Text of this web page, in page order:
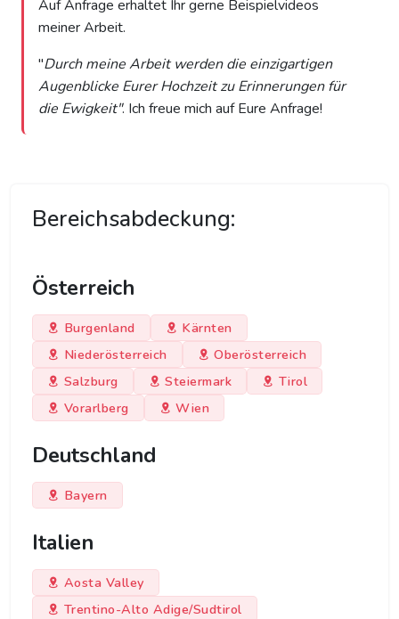
Auf Anfrage erhaltet Ihr gerne Beispielvideos
meiner Arbeit.
"Durch meine Arbeit werden die einzigartigen
Augenblicke Eurer Hochzeit zu Erinnerungen für
die Ewigkeit". Ich freue mich auf Eure Anfrage!
Bereichsabdeckung:
Österreich
Burgenland
Kärnten
Niederösterreich
Oberösterreich
Salzburg
Steiermark
Tirol
Vorarlberg
Wien
Deutschland
Bayern
Italien
Aosta Valley
Trentino-Alto Adige/Sudtirol